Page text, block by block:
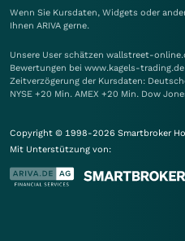
Wenn Sie Kursdaten, Widgets oder
Ihnen ARIVA gerne.
Unsere User schätzen wallstreet-
Bewertungen bei www.kagels-trading.de
Zeitverzögerung der Kursdaten:
NYSE +20 Min. AMEX +20 Min. Dow
Copyright © 1998-2026 Smartbroker
Mit Unterstützung von: